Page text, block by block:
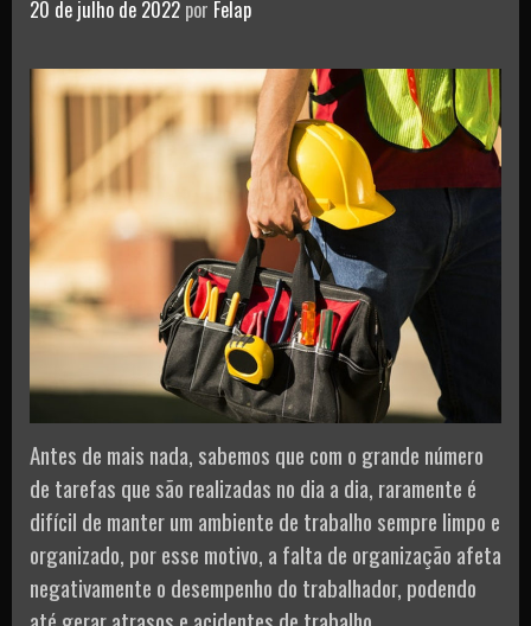
20 de julho de 2022 por Felap
Antes de mais nada, sabemos que com o grande número
de tarefas que são realizadas no dia a dia, raramente é
difícil de manter um ambiente de trabalho sempre limpo e
organizado, por esse motivo, a falta de organização afeta
negativamente o desempenho do trabalhador, podendo